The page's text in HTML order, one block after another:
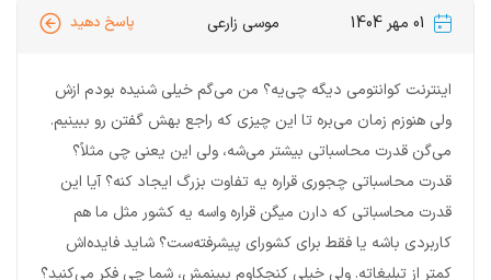
01 مهر 1404 موسی زارعی پاسخ دهید
اینترنت کوانتومی دیگه چی‌یه؟ من می‌گم خیلی شنیده بودم ازش
ولی هنوزم زمان می‌بره تا این چیزی که راجع بهش گفتن رو ببینیم.
می‌گن قدرت محاسباتی بیشتر می‌شه، ولی این یعنی چی مثلاً؟
قدرت محاسباتی چجوری قراره یه تفاوت بزرگ ایجاد کنه؟ آیا این
قدرت محاسباتی که دارن میگن قراره واسه یه کشور مثل ما هم
کاربردی باشه یا فقط برای کشورای پیشرفته‌ست؟ شاید فایده‌اش
کمتر از تبلیغاته. ولی خیلی کنجکاوم ببینمش، شما چی فکر می‌کنید؟